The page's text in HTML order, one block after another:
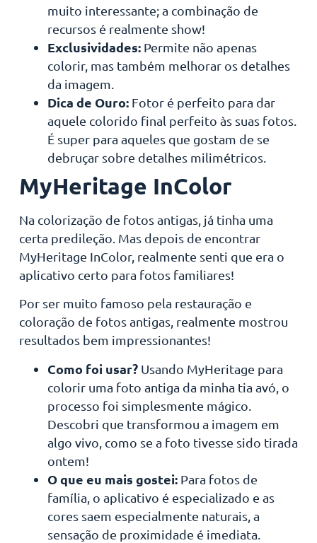
muito interessante; a combinação de
recursos é realmente show!
Exclusividades:Permite não apenas
colorir, mas também melhorar os detalhes
da imagem.
Dica de Ouro: Fotor é perfeito para dar
aquele colorido final perfeito às suas fotos.
É super para aqueles que gostam de se
debruçar sobre detalhes milimétricos.
MyHeritage InColor
Na colorização de fotos antigas, já tinha uma
certa predileção. Mas depois de encontrar
MyHeritage InColor, realmente senti que era o
aplicativo certo para fotos familiares!
Por ser muito famoso pela restauração e
coloração de fotos antigas, realmente mostrou
resultados bem impressionantes!
Como foi usar?Usando MyHeritage para
colorir uma foto antiga da minha tia avó, o
processo foi simplesmente mágico.
Descobri que transformou a imagem em
algo vivo, como se a foto tivesse sido tirada
ontem!
O que eu mais gostei:Para fotos de
família, o aplicativo é especializado e as
cores saem especialmente naturais, a
sensação de proximidade é imediata.